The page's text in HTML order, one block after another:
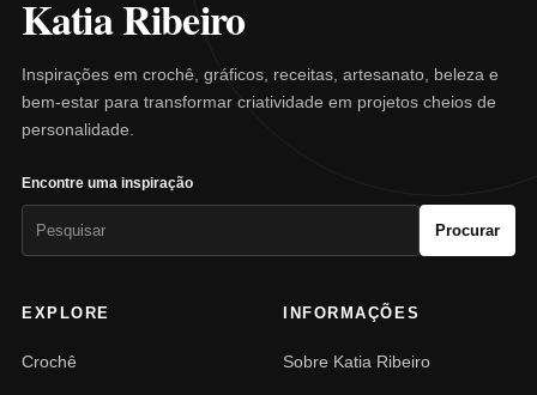
Katia Ribeiro
Inspirações em crochê, gráficos, receitas, artesanato, beleza e
bem-estar para transformar criatividade em projetos cheios de
personalidade.
Encontre uma inspiração
Procurar
EXPLORE
Crochê
INFORMAÇÕES
Sobre Katia Ribeiro